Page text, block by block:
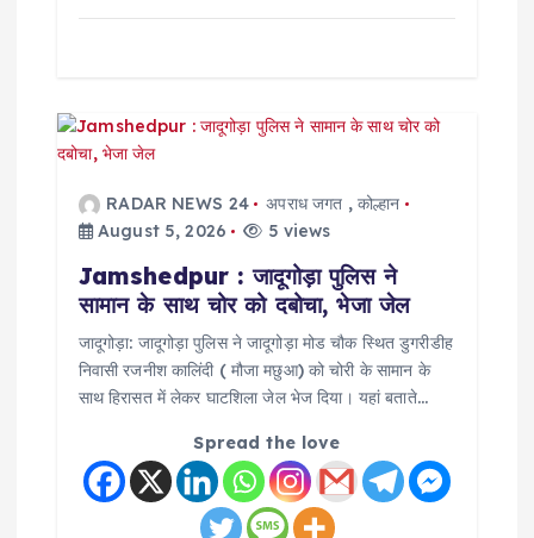
RADAR NEWS 24 अपराध जगत , कोल्हान
August 5, 2026
5 views
Jamshedpur : जादूगोड़ा पुलिस ने
सामान के साथ चोर को दबोचा, भेजा जेल
जादूगोड़ा: जादूगोड़ा पुलिस ने जादूगोड़ा मोड चौक स्थित डुगरीडीह
निवासी रजनीश कालिंदी ( मौजा मछुआ) को चोरी के सामान के
साथ हिरासत में लेकर घाटशिला जेल भेज दिया। यहां बताते…
Spread the love